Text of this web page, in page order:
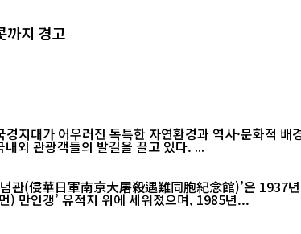
지 경고
지대가 어우러진 독특한 자연환경과 역사·문화적
다른 지역에서는 쉽게 찾아보기 힘든 이색 풍경들이 곳곳에 자리해 있어 국내외 관광객들의 발길을 끌고 있다. ...
관(侵華日軍南京大屠殺遇難同胞紀念館)’은 1937
) 만인갱’ 유적지 위에 세워졌으며, 1985년...